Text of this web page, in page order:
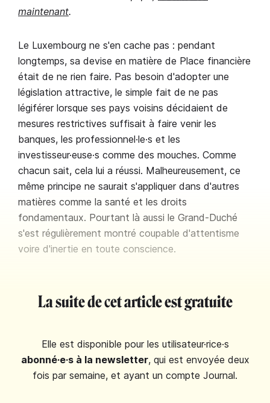
maintenant.
Le Luxembourg ne s'en cache pas : pendant
longtemps, sa devise en matière de Place financière
était de ne rien faire. Pas besoin d'adopter une
législation attractive, le simple fait de ne pas
légiférer lorsque ses pays voisins décidaient de
mesures restrictives suffisait à faire venir les
banques, les professionnel·le·s et les
investisseur·euse·s comme des mouches. Comme
chacun sait, cela lui a réussi. Malheureusement, ce
même principe ne saurait s'appliquer dans d'autres
matières comme la santé et les droits
fondamentaux. Pourtant là aussi le Grand-Duché
s'est régulièrement montré coupable d'attentisme
voire d'inertie en toute conscience.
La suite de cet article est gratuite
Elle est disponible pour les utilisateur·rice·s
abonné·e·s à la newsletter, qui est envoyée deux
fois par semaine, et ayant un compte Journal.